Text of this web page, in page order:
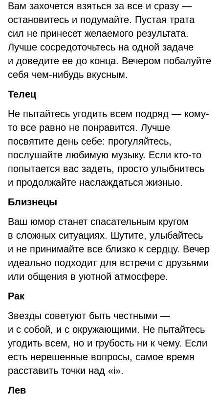
Вам захочется взяться за все и сразу —
остановитесь и подумайте. Пустая трата
сил не принесет желаемого результата.
Лучше сосредоточьтесь на одной задаче
и доведите ее до конца. Вечером побалуйте
себя чем-нибудь вкусным.
Телец
Не пытайтесь угодить всем подряд — кому-
то все равно не понравится. Лучше
посвятите день себе: прогуляйтесь,
послушайте любимую музыку. Если кто-то
попытается вас задеть, просто улыбнитесь
и продолжайте наслаждаться жизнью.
Близнецы
Ваш юмор станет спасательным кругом
в сложных ситуациях. Шутите, улыбайтесь
и не принимайте все близко к сердцу. Вечер
идеально подходит для встречи с друзьями
или общения в уютной атмосфере.
Рак
Звезды советуют быть честными —
и с собой, и с окружающими. Не пытайтесь
угодить всем, но и грубость ни к чему. Если
есть нерешенные вопросы, самое время
расставить точки над «i».
Лев